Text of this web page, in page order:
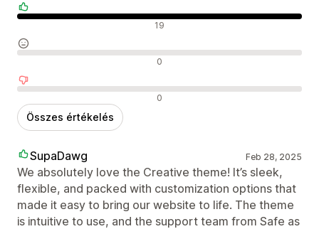
Pozitív értékelések 19
Semleges értékelések 0
Negatív értékelések 0
Összes értékelés
SupaDawg Feb 28, 2025
We absolutely love the Creative theme! It’s sleek,
flexible, and packed with customization options that
made it easy to bring our website to life. The theme
is intuitive to use, and the support team from Safe as